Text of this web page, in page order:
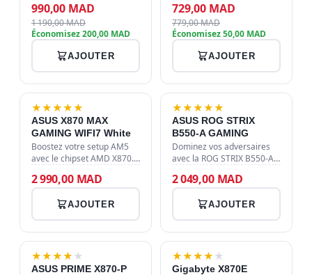
supporte les processeurs
Intel Core 12e, 13e et 14e
génération. Équipée d'un
990,00 MAD
1 190,00 MAD
Économisez 200,00 MAD
AJOUTER
13e et 14e génération.
Équipée du chipset Intel
H610, elle supporte jusqu'à
729,00 MAD
779,00 MAD
Économisez 50,00 MAD
AJOUTER
★★★★★
ASUS X870 MAX
GAMING WIFI7 White
Boostez votre setup AM5
avec le chipset AMD X870.
vitesse, du Wi-Fi 7 ultra-
rapide, de l'USB 4.0 et d'un
slot M.2 PCIe 5.0 pour des…
2 990,00 MAD
AJOUTER
★★★★★
ASUS ROG STRIX
B550-A GAMING
Dominez vos adversaires
avec la ROG STRIX B550-A
socket AM4 pour Ryzen
5000, support DDR4 jusqu'à
128 Go et compatibilité
SLI/Crossfire…
2 049,00 MAD
AJOUTER
★★★★ ★
ASUS PRIME X870-P
★★★★ ★
Gigabyte X870E